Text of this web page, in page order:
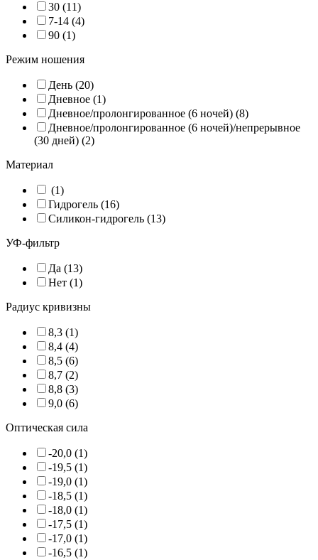
30 (11)
7-14 (4)
90 (1)
Режим ношения
День (20)
Дневное (1)
Дневное/пролонгированное (6 ночей) (8)
Дневное/пролонгированное (6 ночей)/непрерывное
(30 дней) (2)
Материал
(1)
Гидрогель (16)
Силикон-гидрогель (13)
УФ-фильтр
Да (13)
Нет (1)
Радиус кривизны
8,3 (1)
8,4 (4)
8,5 (6)
8,7 (2)
8,8 (3)
9,0 (6)
Оптическая сила
-20,0 (1)
-19,5 (1)
-19,0 (1)
-18,5 (1)
-18,0 (1)
-17,5 (1)
-17,0 (1)
-16,5 (1)